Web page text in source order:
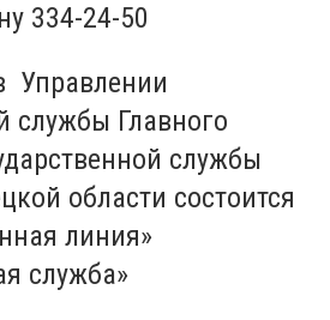
334-24-50
Управлении
службы Главного
службы
области состоится
линия»
служба»